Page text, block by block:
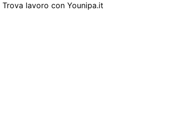
Trova lavoro con Younipa.it